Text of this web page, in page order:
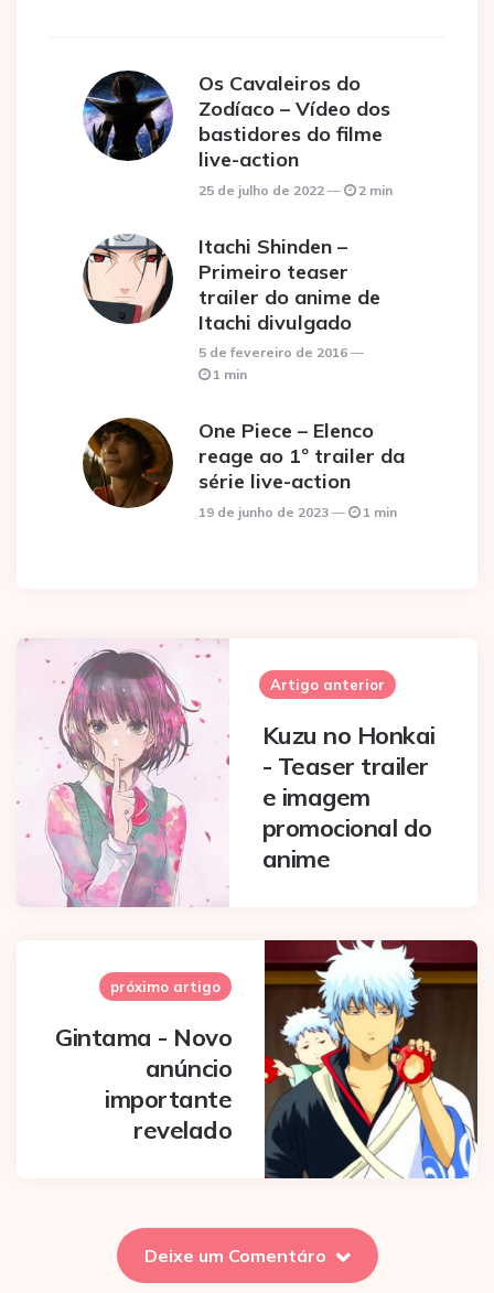
Os Cavaleiros do
Zodíaco – Vídeo dos
bastidores do filme
live-action
25 de julho de 2022 2 min
Itachi Shinden –
Primeiro teaser
trailer do anime de
Itachi divulgado
5 de fevereiro de 2016
1 min
One Piece – Elenco
reage ao 1º trailer da
série live-action
19 de junho de 2023 1 min
Post
navigation
Artigo anterior
Kuzu no Honkai
- Teaser trailer
e imagem
promocional do
anime
próximo artigo
Gintama - Novo
anúncio
importante
revelado
Deixe um Comentáro